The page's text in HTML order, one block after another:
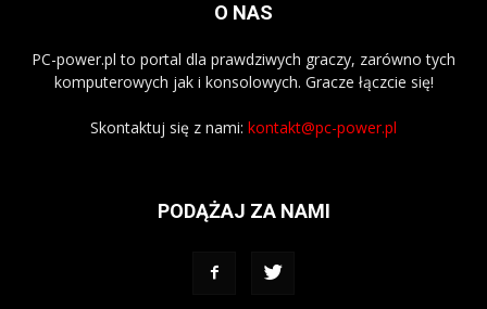
O NAS
PC-power.pl to portal dla prawdziwych graczy, zarówno tych
komputerowych jak i konsolowych. Gracze łączcie się!
Skontaktuj się z nami: kontakt@pc-power.pl
PODĄŻAJ ZA NAMI